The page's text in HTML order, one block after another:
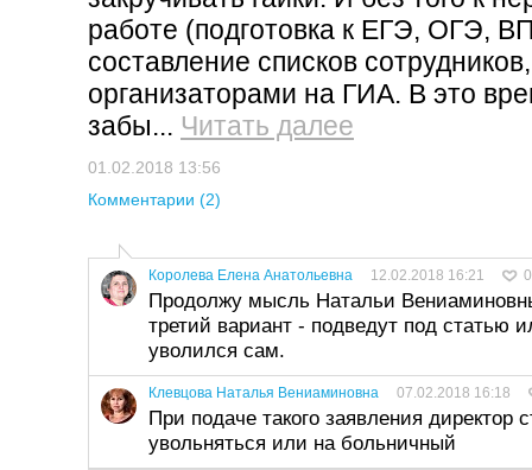
работе (подготовка к ЕГЭ, ОГЭ,
составление списков
организаторами на ГИА. В это
забы... Читать далее
01.02.2018 13:56
Комментарии (2)
Королева Елена Анатольевна 12.02.2018 16:21 0
Продолжу мысль Натальи
третий вариант - подведут под статью
уволился сам.
Клевцова Наталья Вениаминовна 07.02.2018 16:18
При подаче такого заявления директор
увольняться или на больничный